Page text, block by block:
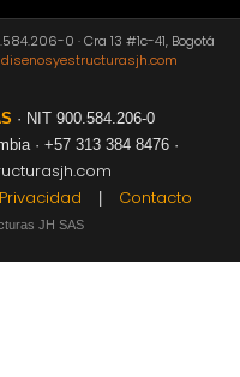
0 · Cra 13 #1c-41, Bogotá
· NIT 900.584.206-0
· +57 313 384 8476 ·
Contacto
JH SAS